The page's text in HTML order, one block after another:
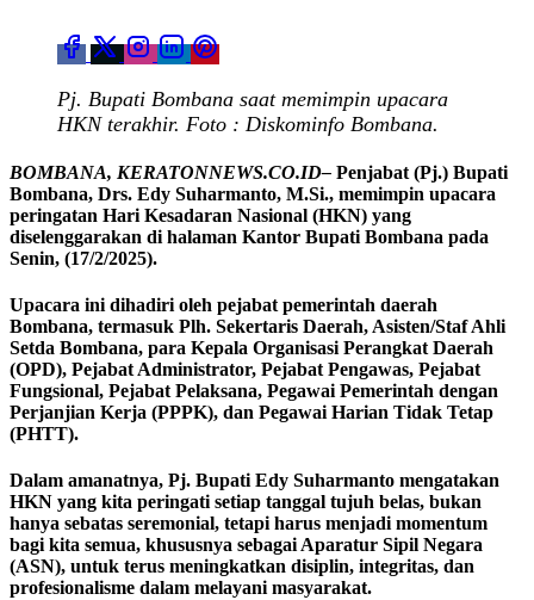
Pj. Bupati Bombana saat memimpin upacara
HKN terakhir. Foto : Diskominfo Bombana.
BOMBANA, KERATONNEWS.CO.ID– Penjabat (Pj.) Bupati
Bombana, Drs. Edy Suharmanto, M.Si., memimpin upacara
peringatan Hari Kesadaran Nasional (HKN) yang
diselenggarakan di halaman Kantor Bupati Bombana pada
Senin, (17/2/2025).
Upacara ini dihadiri oleh pejabat pemerintah daerah
Bombana, termasuk Plh. Sekertaris Daerah, Asisten/Staf Ahli
Setda Bombana, para Kepala Organisasi Perangkat Daerah
(OPD), Pejabat Administrator, Pejabat Pengawas, Pejabat
Fungsional, Pejabat Pelaksana, Pegawai Pemerintah dengan
Perjanjian Kerja (PPPK), dan Pegawai Harian Tidak Tetap
(PHTT).
Dalam amanatnya, Pj. Bupati Edy Suharmanto mengatakan
HKN yang kita peringati setiap tanggal tujuh belas, bukan
hanya sebatas seremonial, tetapi harus menjadi momentum
bagi kita semua, khususnya sebagai Aparatur Sipil Negara
(ASN), untuk terus meningkatkan disiplin, integritas, dan
profesionalisme dalam melayani masyarakat.